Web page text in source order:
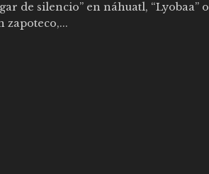
de silencio” en náhuatl, “Lyobaa” o
zapoteco,...